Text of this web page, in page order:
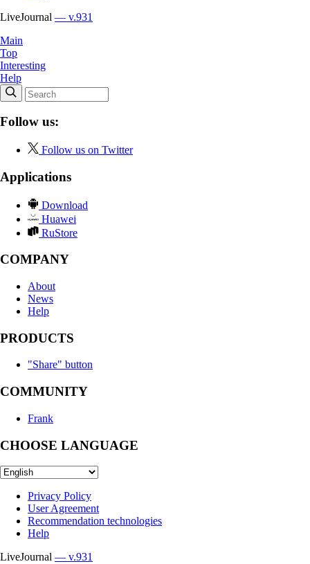
LiveJournal — v.931
Main
Top
Interesting
Help
Follow us:
Follow us on Twitter
Applications
Download
Huawei
RuStore
COMPANY
About
News
Help
PRODUCTS
"Share" button
COMMUNITY
Frank
CHOOSE LANGUAGE
Privacy Policy
User Agreement
Recommendation technologies
Help
LiveJournal — v.931